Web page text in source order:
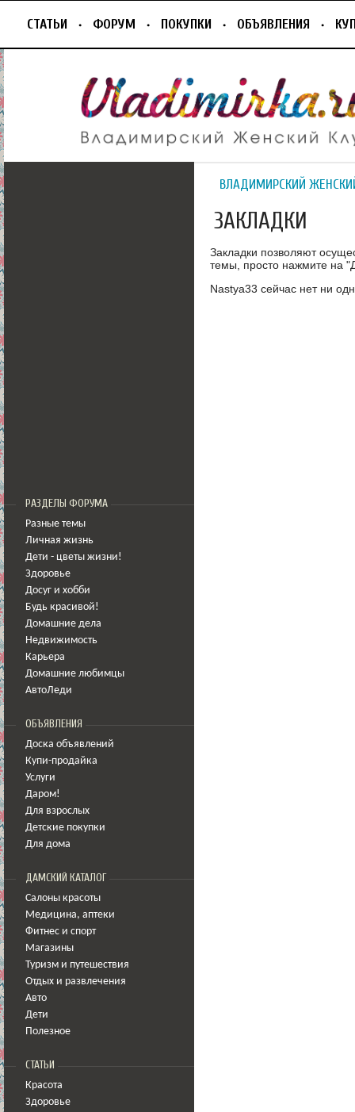
СТАТЬИ ФОРУМ ПОКУПКИ ОБЪЯВЛЕНИЯ
РАЗДЕЛЫ ФОРУМА
Разные темы
Личная жизнь
Дети - цветы жизни!
Здоровье
Досуг и хобби
Будь красивой!
Домашние дела
Недвижимость
Карьера
Домашние любимцы
АвтоЛеди
ОБЪЯВЛЕНИЯ
Доска объявлений
Купи-продайка
Услуги
Даром!
Для взрослых
Детские покупки
Для дома
ДАМСКИЙ КАТАЛОГ
Салоны красоты
Медицина, аптеки
Фитнес и спорт
Магазины
Туризм и путешествия
Отдых и развлечения
Авто
Дети
Полезное
СТАТЬИ
Красота
Здоровье
ВЛАДИМИРСКИЙ
ЗАКЛАДКИ
Закладки позволяют
темы, просто нажмите на
Nastya33 сейчас нет ни